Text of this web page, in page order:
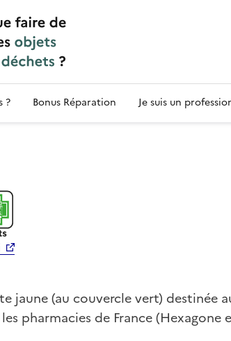
mes objets & déchets
? Bonus Réparation Je suis un
jaune (au couvercle vert)
pharmacies de France